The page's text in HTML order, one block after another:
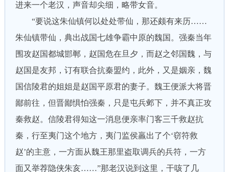
进来一个老汉，声音却尖细，略带女音。
“要说这朱仙镇何以处处带仙，那还颇有来历……
朱仙镇带仙，典出战国七雄争霸中原的魏国。强秦当年
围攻赵国都城邯郸，赵国危在旦夕，而赵之邻国魏，与
赵国是友邦，订有联合抗秦盟约，此外，又是姻亲，魏
国信陵君的姐姐是赵国平原君的妻子。魏王便派大将晋
鄙前往，但晋鄙惧怕强秦，只是屯兵邺下，并不真正攻
秦救赵。信陵君得知这一消息便亲率门客三千救赵抗
秦，行至夷门这个地方，夷门监侯羸出了个‘窃符救
赵’的主意，一方面从魏王那里盗取调兵的兵符，一方
面又举荐隐侠朱亥……”那老汉说到这里，干咳了几